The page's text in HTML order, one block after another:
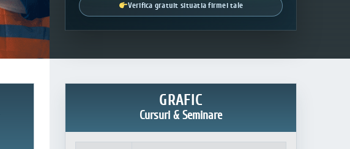
Verifica gratuit situatia firmei tale
GRAFIC
Cursuri & Seminare